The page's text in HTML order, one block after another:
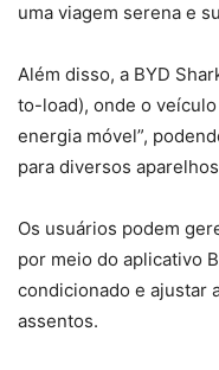
uma viagem serena e
Além disso, a BYD
to-load), onde o
energia móvel”,
para diversos
Os usuários podem
por meio do aplicativo
condicionado e ajustar
assentos.